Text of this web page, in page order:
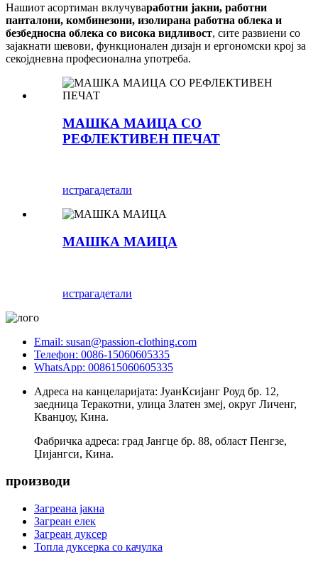
Нашиот асортиман вклучуваработни јакни, работни
панталони, комбинезони, изолирана работна облека и
безбедносна облека со висока видливост, сите развиени со
зајакнати шевови, функционален дизајн и ергономски крој за
секојдневна професионална употреба.
МАШКА МАИЦА СО
РЕФЛЕКТИВЕН ПЕЧАТ
истрагадетали
МАШКА МАИЦА
истрагадетали
Email: susan@passion-clothing.com
Телефон: 0086-15060605335
WhatsApp: 008615060605335
Адреса на канцеларијата: ЈуанКсијанг Роуд бр. 12,
заедница Теракотни, улица Златен змеј, округ Личенг,
Кванџоу, Кина.
Фабричка адреса: град Јангце бр. 88, област Пенгзе,
Џијангси, Кина.
производи
Загреана јакна
Загреан елек
Загреан дуксер
Топла дуксерка со качулка